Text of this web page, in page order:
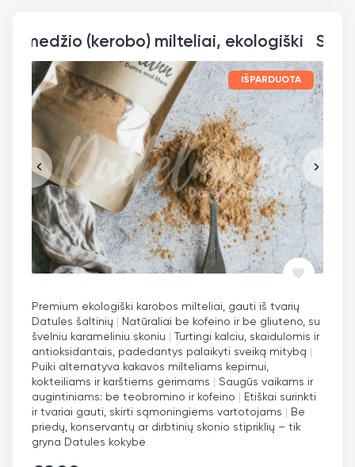
IŠPARDUOTA
Premium ekologiški karobos milteliai, gauti iš tvarių
Datules šaltinių | Natūraliai be kofeino ir be gliuteno, su
švelniu karameliniu skoniu | Turtingi kalciu, skaidulomis ir
antioksidantais, padedantys palaikyti sveiką mitybą |
Puiki alternatyva kakavos milteliams kepimui,
kokteiliams ir karštiems gėrimams | Saugūs vaikams ir
augintiniams: be teobromino ir kofeino | Etiškai surinkti
ir tvariai gauti, skirti sąmoningiems vartotojams | Be
priedų, konservantų ar dirbtinių skonio stipriklių – tik
gryna Datules kokybė